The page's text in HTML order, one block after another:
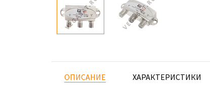
ОПИСАНИЕ ХАРАКТЕРИСТИКИ